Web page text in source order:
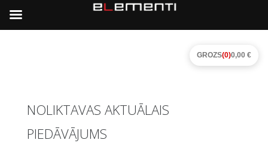
NOLIKTAVAS AKTUĀLAIS
PIEDĀVĀJUMS
GROZS(0)0,00 €